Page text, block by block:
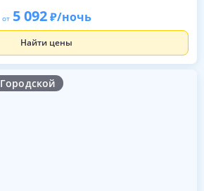
от 5 092 /ночь
Найти цены
Городской